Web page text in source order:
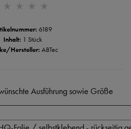
6189
Inhalt: 1 Stück
Hersteller: ABTec
Ausführung sowie Größe